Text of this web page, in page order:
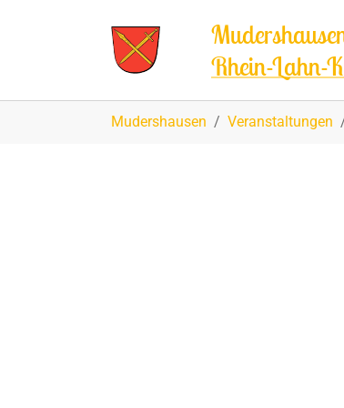
Rhein-Lahn-
Mudershausen Veranstaltungen